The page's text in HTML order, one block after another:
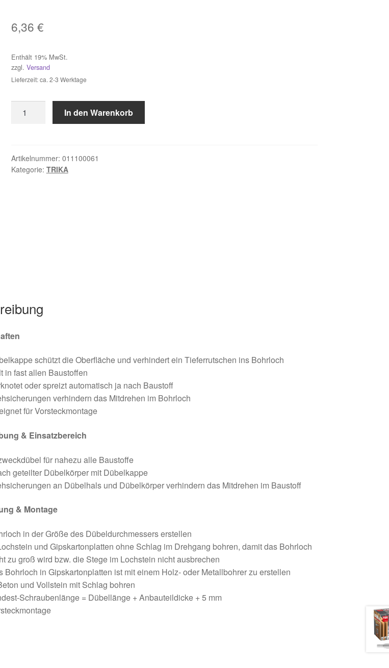
6,36 €
Enthält 19% MwSt.
zzgl. Versand
Lieferzeit: ca. 2-3 Werktage
Stück
Trika
6x51
In den Warenkorb
Artikelnummer: 011100061
Kategorie: TRIKA
schützt die Oberfläche und verhindert ein Tieferrutschen ins Bohrloch
in fast allen Baustoffen
oder spreizt automatisch ja nach Baustoff
verhindern das Mitdrehen im Bohrloch
für Vorsteckmontage
& Einsatzbereich
für nahezu alle Baustoffe
geteilter Dübelkörper mit Dübelkappe
an Dübelhals und Dübelkörper verhindern das Mitdrehen im Baustoff
& Montage
in der Größe des Dübeldurchmessers erstellen
und Gipskartonplatten ohne Schlag im Drehgang bohren, damit das Bohrloch
zu groß wird bzw. die Stege im Lochstein nicht ausbrechen
Bohrloch in Gipskartonplatten ist mit einem Holz- oder Metallbohrer zu erstellen
und Vollstein mit Schlag bohren
Schraubenlänge = Dübellänge + Anbauteildicke + 5 mm